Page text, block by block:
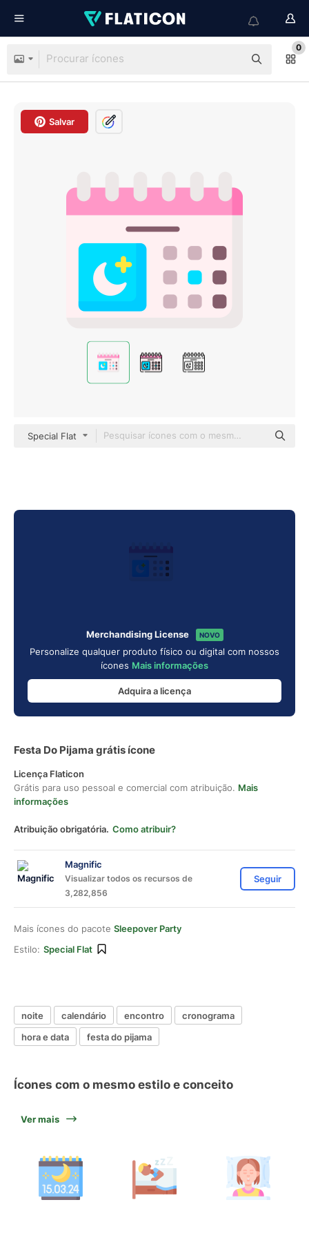
0
Salvar
Special Flat
Merchandising License NOVO
Personalize qualquer produto físico ou digital com nossos
ícones Mais informações
Adquira a licença
Festa Do Pijama grátis ícone
Licença Flaticon
Grátis para uso pessoal e comercial com atribuição. Mais
informações
Atribuição obrigatória. Como atribuir?
Magnific
Visualizar todos os recursos de
3,282,856
Seguir
Mais ícones do pacote Sleepover Party
Estilo: Special Flat
noite calendário encontro
cronograma
hora e data
festa do pijama
Ícones com o mesmo estilo e conceito
Ver mais